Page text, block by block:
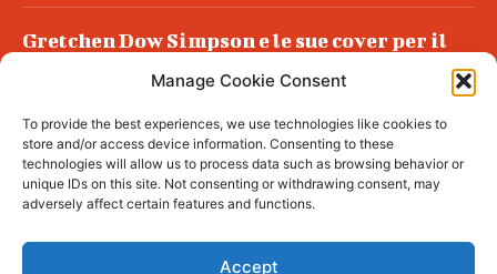
Manage Cookie Consent
To provide the best experiences, we use technologies like cookies to
store and/or access device information. Consenting to these
technologies will allow us to process data such as browsing behavior or
unique IDs on this site. Not consenting or withdrawing consent, may
adversely affect certain features and functions.
Accept
Gretchen Dow Simpson e le sue cover per il
Podlech, il Cile lo ha condannato
all’ergastolo
Era ubriaca…